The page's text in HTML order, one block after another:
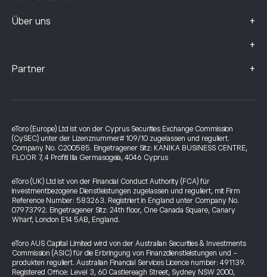
Über uns +
+
Partner +
eToro (Europe) Ltd ist von der Cyprus Securities Exchange Commission
(CySEC) unter der Lizenznummer# 109/10 zugelassen und reguliert.
Company No. C200585. Eingetragener Sitz: KANIKA BUSINESS CENTRE,
FLOOR 7, 4 Profiti Ilia Germasogeia, 4046 Cyprus
eToro (UK) Ltd ist von der Financial Conduct Authority (FCA) für
investmentbezogene Dienstleistungen zugelassen und reguliert, mit Firm
Reference Number: 583263. Registriert in England unter Company No.
07973792. Eingetragener Sitz: 24th floor, One Canada Square, Canary
Wharf, London E14 5AB, England.
eToro AUS Capital Limited wird von der Australian Securities & Investments
Commission (ASIC) für die Erbringung von Finanzdienstleistungen und -
produkten reguliert. Australian Financial Services Licence number: 491139.
Registered Office: Level 3, 60 Castlereagh Street, Sydney NSW 2000,